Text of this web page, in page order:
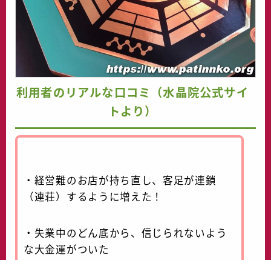
利用者のリアルな口コミ（水晶院公式サイ
トより）
・経営難のお店が持ち直し、客足が連鎖
（連荘）するように増えた！
・失業中のどん底から、信じられないよう
な大金運がついた